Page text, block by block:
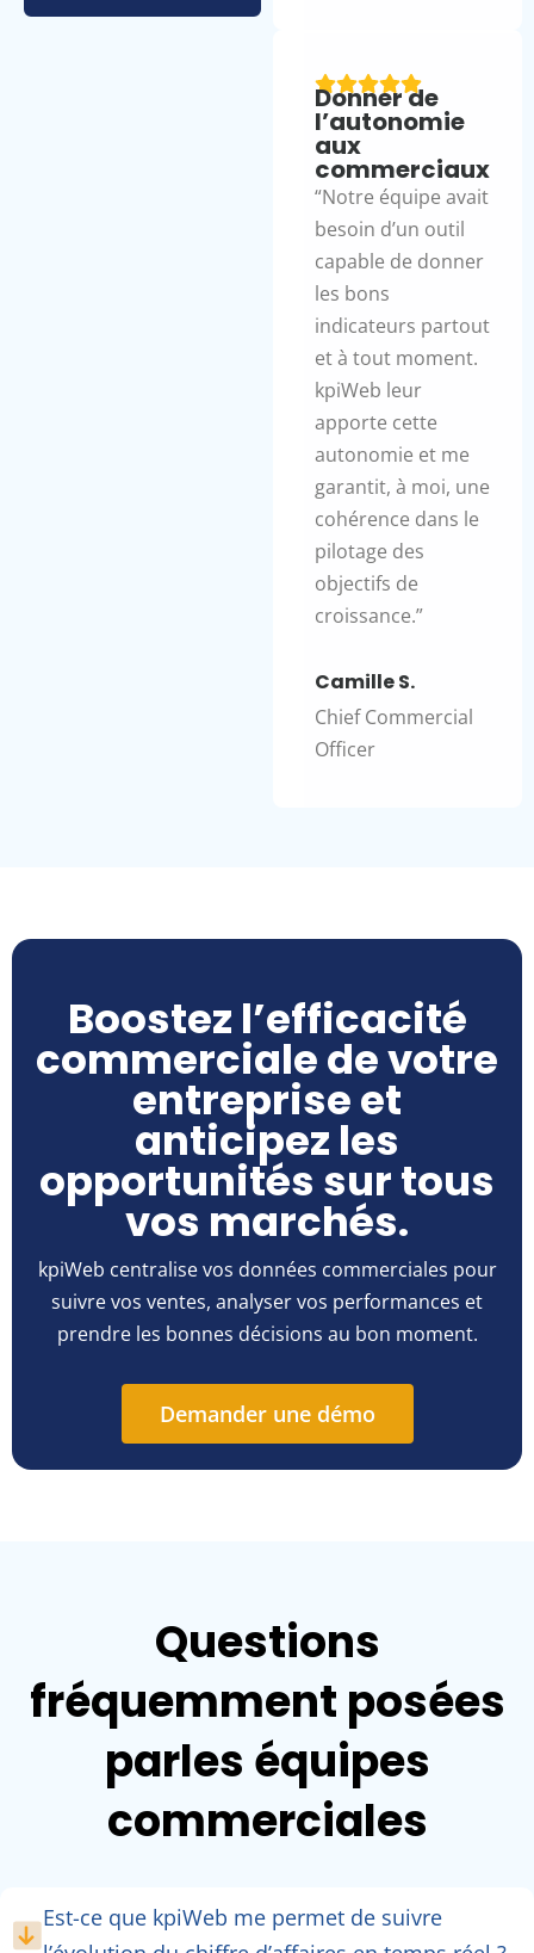
Donner de
l’autonomie
aux
commerciaux
“Notre équipe avait
besoin d’un outil
capable de donner
les bons
indicateurs partout
et à tout moment.
kpiWeb leur
apporte cette
autonomie et me
garantit, à moi, une
cohérence dans le
pilotage des
objectifs de
croissance.”
Camille S.
Chief Commercial
Officer
Boostez l’efficacité
commerciale de votre
entreprise et
anticipez les
opportunités sur tous
vos marchés.
kpiWeb centralise vos données commerciales pour
suivre vos ventes, analyser vos performances et
prendre les bonnes décisions au bon moment.
Demander une démo
Questions
fréquemment posées
parles équipes
commerciales
Est-ce que kpiWeb me permet de suivre